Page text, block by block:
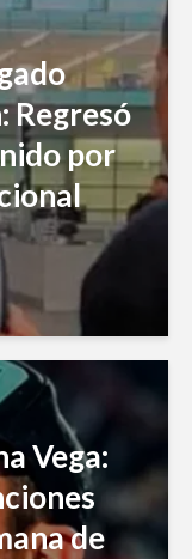
Regresó
por
Vega:
de